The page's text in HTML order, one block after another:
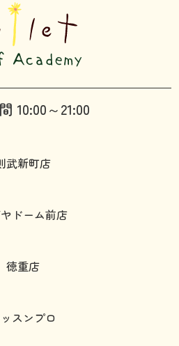
10:00～21:00
武新町店
ドーム前店
徳重店
スンプロ